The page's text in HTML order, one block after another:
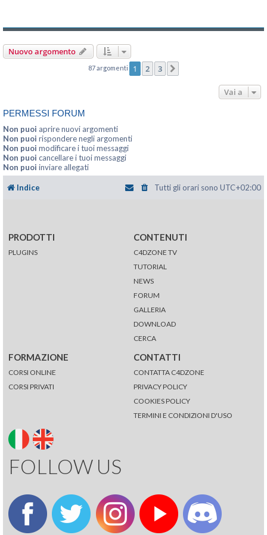
Nuovo argomento
87 argomenti 1 2 3
Vai a
PERMESSI FORUM
Non puoi aprire nuovi argomenti
Non puoi rispondere negli argomenti
Non puoi modificare i tuoi messaggi
Non puoi cancellare i tuoi messaggi
Non puoi inviare allegati
Indice Tutti gli orari sono UTC+02:00
PRODOTTI
PLUGINS
CONTENUTI
C4DZONE TV
TUTORIAL
NEWS
FORUM
GALLERIA
DOWNLOAD
CERCA
FORMAZIONE
CORSI ONLINE
CORSI PRIVATI
CONTATTI
CONTATTA C4DZONE
PRIVACY POLICY
COOKIES POLICY
TERMINI E CONDIZIONI D'USO
FOLLOW US